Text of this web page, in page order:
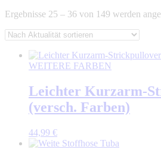
Ergebnisse 25 – 36 von 149 werden
WEITERE FARBEN
Leichter Kurzarm-
(versch. Farben)
44,99 €